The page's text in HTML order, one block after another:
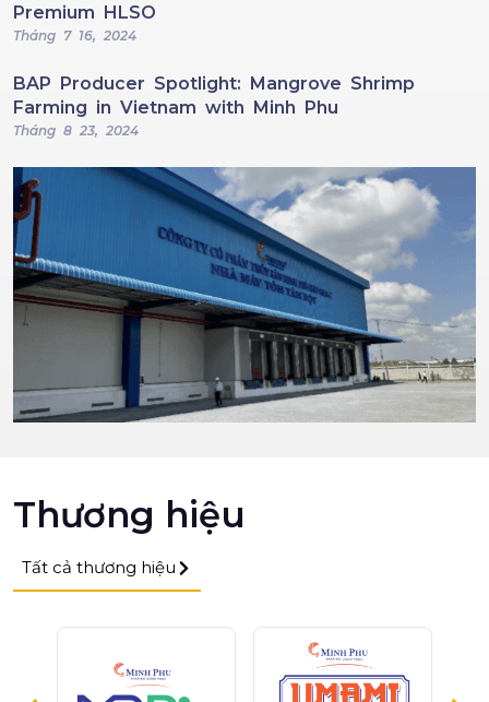
Premium HLSO
Tháng 7 16, 2024
BAP Producer Spotlight: Mangrove Shrimp
Farming in Vietnam with Minh Phu
Tháng 8 23, 2024
Thương hiệu
Tất cả thương hiệu